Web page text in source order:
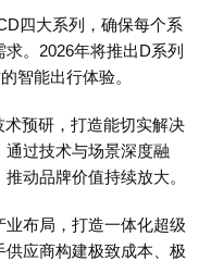
四大系列，确保每个系
。2026年将推出D系列
智能出行体验。
术预研，打造能切实解决
过技术与场景深度融
动品牌价值持续放大。
布局，打造一体化超级
应商构建极致成本、极